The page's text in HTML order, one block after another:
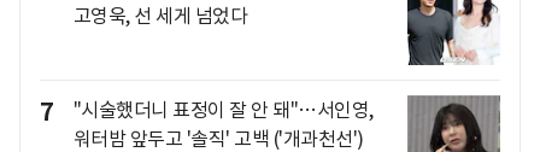
고영욱, 선 세게 넘었다
7
"시술했더니 표정이 잘 안 돼"…서인영,
워터밤 앞두고 '솔직' 고백 ('개과천선')